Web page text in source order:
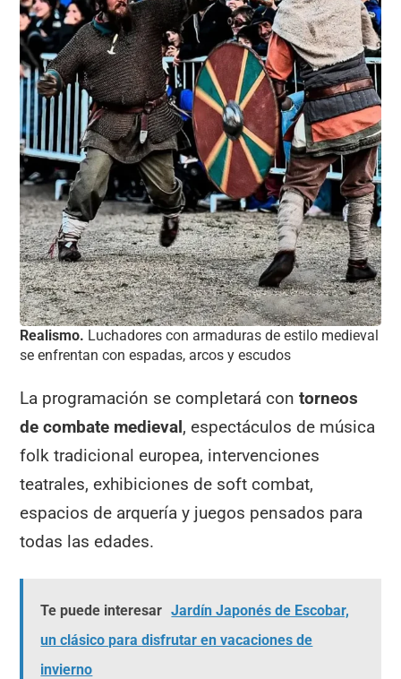
Realismo. Luchadores con armaduras de estilo medieval
se enfrentan con espadas, arcos y escudos
La programación se completará contorneos
de combate medieval, espectáculos de música
folk tradicional europea, intervenciones
teatrales, exhibiciones de soft combat,
espacios de arquería y juegos pensados para
todas las edades.
Te puede interesar Jardín Japonés de Escobar,
un clásico para disfrutar en vacaciones de
invierno